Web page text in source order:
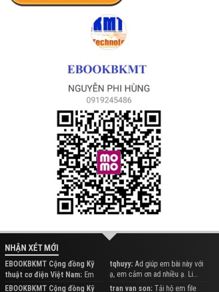
NHẬN XÉT MỚI
EBOOKBKMT Cộng đồng Kỹ
thuật cơ điện Việt Nam: Em
đăng trên Group hỗ trợ nhé
tqhuyy: Ad giúp em bài này với
ạ, em cảm ơn ad nhiều ạ. Li...
EBOOKBKMT Cộng đồng Kỹ
tran van son: Tải hộ em file